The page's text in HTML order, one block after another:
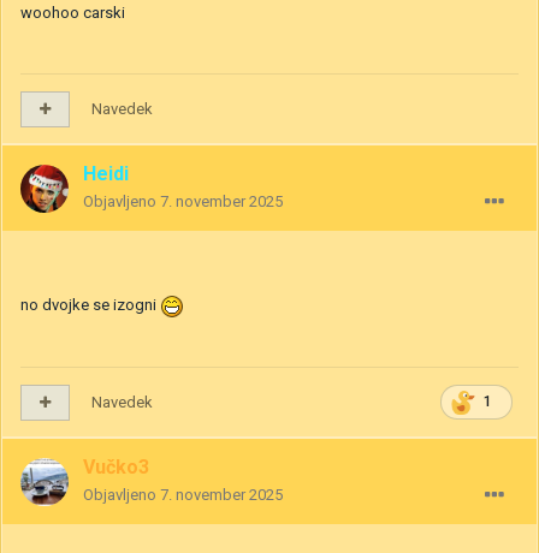
woohoo carski
Navedek
Heidi
Objavljeno 7. november 2025
no dvojke se izogni
1
Navedek
Vučko3
Objavljeno 7. november 2025